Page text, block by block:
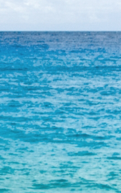
115年09月